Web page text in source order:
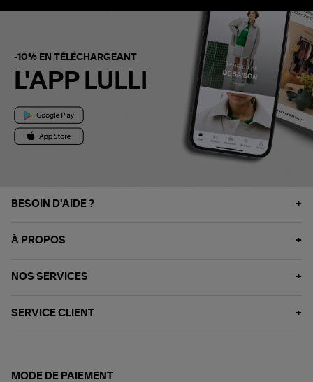
-10% EN TÉLÉCHARGEANT
L'APP LULLI
BESOIN D'AIDE ?
À PROPOS
NOS SERVICES
SERVICE CLIENT
MODE DE PAIEMENT